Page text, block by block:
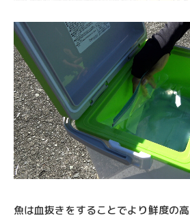
魚は血抜きをすることでより鮮度の